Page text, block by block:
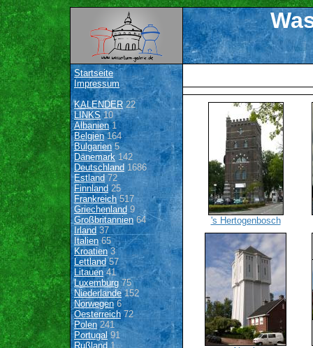
Startseite
Impressum
KALENDER22
LINKS10
Albanien1
Belgien164
Bulgarien 5
Dänemark142
Deutschland 1686
Estland 72
Finnland 25
Frankreich517
Griechenland9
Großbritannien64
Irland 37
Italien65
Kroatien3
Lettland57
Litauen41
Luxemburg 75
Niederlande152
Norwegen6
Oesterreich72
Polen 241
Portugal91
Rußland 1
's Hertogenbosch